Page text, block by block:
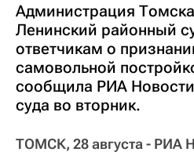
Администрация
Ленинский районный
ответчикам о
самовольной
сообщила РИА Новости
суда во вторник.
ТОМСК, 28 августа - РИА